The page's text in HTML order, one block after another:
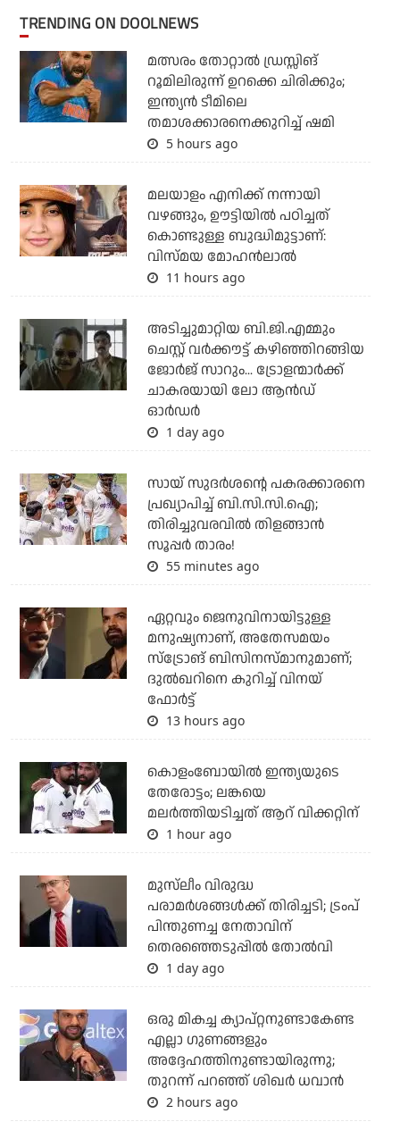
TRENDING ON DOOLNEWS
മത്സരം തോറ്റാല്‍ ഡ്രസ്സിങ്
റൂമിലിരുന്ന് ഉറക്കെ ചിരിക്കും;
ഇന്ത്യന്‍ ടീമിലെ
തമാശക്കാരനെക്കുറിച്ച് ഷമി
5 hours ago
മലയാളം എനിക്ക് നന്നായി
വഴങ്ങും, ഊട്ടിയില്‍ പഠിച്ചത്
കൊണ്ടുള്ള ബുദ്ധിമുട്ടാണ്:
വിസ്മയ മോഹന്‍ലാല്‍
11 hours ago
അടിച്ചുമാറ്റിയ ബി.ജി.എമ്മും
ചെസ്റ്റ് വര്‍ക്കൗട്ട് കഴിഞ്ഞിറങ്ങിയ
ജോര്‍ജ് സാറും... ട്രോളന്മാര്‍ക്ക്
ചാകരയായി ലോ ആന്‍ഡ്
ഓര്‍ഡര്‍
1 day ago
സായ് സുദര്‍ശന്റെ പകരക്കാരനെ
പ്രഖ്യാപിച്ച് ബി.സി.സി.ഐ;
തിരിച്ചുവരവില്‍ തിളങ്ങാന്‍
സൂപ്പര്‍ താരം!
55 minutes ago
ഏറ്റവും ജെനുവിനായിട്ടുള്ള
മനുഷ്യനാണ്, അതേസമയം
സ്‌ട്രോങ് ബിസിനസ്മാനുമാണ്;
ദുല്‍ഖറിനെ കുറിച്ച് വിനയ്
ഫോര്‍ട്ട്
13 hours ago
കൊളംബോയില്‍ ഇന്ത്യയുടെ
തേരോട്ടം; ലങ്കയെ
മലര്‍ത്തിയടിച്ചത് ആറ് വിക്കറ്റിന്
1 hour ago
മുസ്‌ലീം വിരുദ്ധ
പരാമര്‍ശങ്ങള്‍ക്ക് തിരിച്ചടി; ട്രംപ്
പിന്തുണച്ച നേതാവിന്
തെരഞ്ഞെടുപ്പില്‍ തോല്‍വി
1 day ago
ഒരു മികച്ച ക്യാപ്റ്റനുണ്ടാകേണ്ട
എല്ലാ ഗുണങ്ങളും
അദ്ദേഹത്തിനുണ്ടായിരുന്നു;
തുറന്ന് പറഞ്ഞ് ശിഖര്‍ ധവാന്‍
2 hours ago